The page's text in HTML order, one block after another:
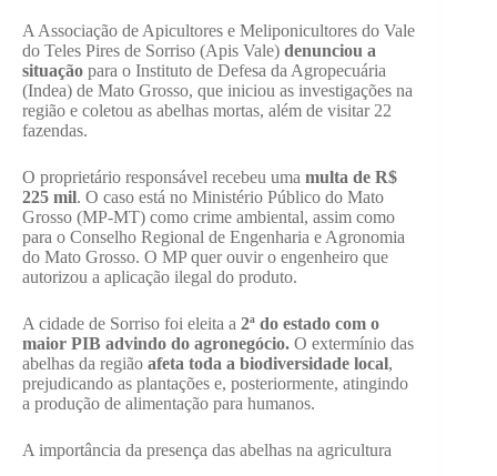
A Associação de Apicultores e Meliponicultores do Vale
do Teles Pires de Sorriso (Apis Vale) denunciou a
situação para o Instituto de Defesa da Agropecuária
(Indea) de Mato Grosso, que iniciou as investigações na
região e coletou as abelhas mortas, além de visitar 22
fazendas.
O proprietário responsável recebeu uma multa de R$
225 mil. O caso está no Ministério Público do Mato
Grosso (MP-MT) como crime ambiental, assim como
para o Conselho Regional de Engenharia e Agronomia
do Mato Grosso. O MP quer ouvir o engenheiro que
autorizou a aplicação ilegal do produto.
A cidade de Sorriso foi eleita a 2ª do estado com o
maior PIB advindo do agronegócio. O extermínio das
abelhas da região afeta toda a biodiversidade local,
prejudicando as plantações e, posteriormente, atingindo
a produção de alimentação para humanos.
A importância da presença das abelhas na agricultura